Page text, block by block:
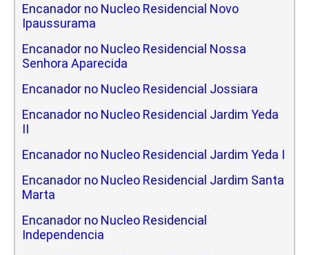
Encanador no Nucleo Residencial Novo
Ipaussurama
Encanador no Nucleo Residencial Nossa
Senhora Aparecida
Encanador no Nucleo Residencial Jossiara
Encanador no Nucleo Residencial Jardim Yeda
II
Encanador no Nucleo Residencial Jardim Yeda I
Encanador no Nucleo Residencial Jardim Santa
Marta
Encanador no Nucleo Residencial
Independencia